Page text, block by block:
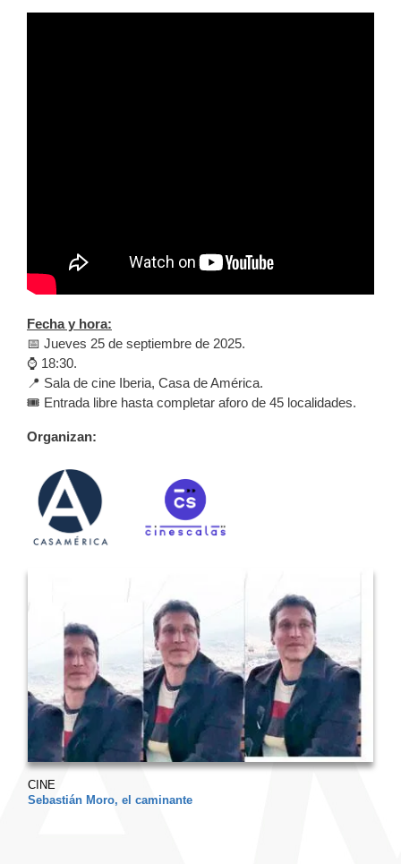
Fecha y hora:
📅 Jueves 25 de septiembre de 2025.
⌚️ 18:30.
📍 Sala de cine Iberia, Casa de América.
🎟️ Entrada libre hasta completar aforo de 45 localidades.
Organizan:
CINE
Sebastián Moro, el caminante